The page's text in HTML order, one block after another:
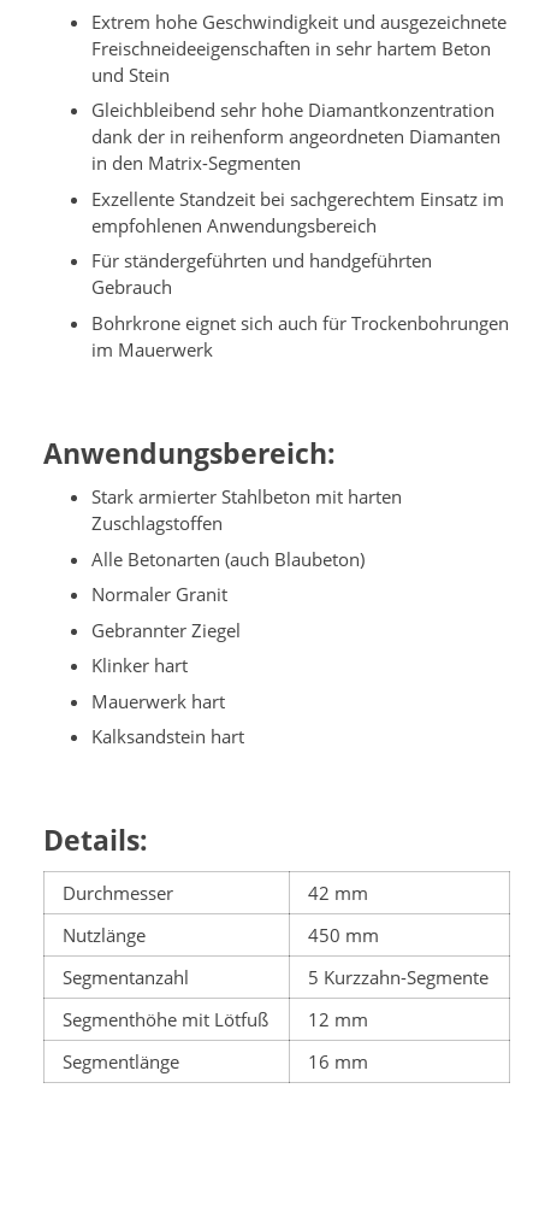
Extrem hohe Geschwindigkeit und ausgezeichnete
Freischneideeigenschaften in sehr hartem Beton
und Stein
Gleichbleibend sehr hohe Diamantkonzentration
dank der in reihenform angeordneten Diamanten
in den Matrix-Segmenten
Exzellente Standzeit bei sachgerechtem Einsatz im
empfohlenen Anwendungsbereich
Für ständergeführten und handgeführten
Gebrauch
Bohrkrone eignet sich auch für Trockenbohrungen
im Mauerwerk
Anwendungsbereich:
Stark armierter Stahlbeton mit harten
Zuschlagstoffen
Alle Betonarten (auch Blaubeton)
Normaler Granit
Gebrannter Ziegel
Klinker hart
Mauerwerk hart
Kalksandstein hart
Details:
Durchmesser
42 mm
Nutzlänge
450 mm
Segmentanzahl
5 Kurzzahn-Segmente
Segmenthöhe mit Lötfuß
12 mm
Segmentlänge
16 mm